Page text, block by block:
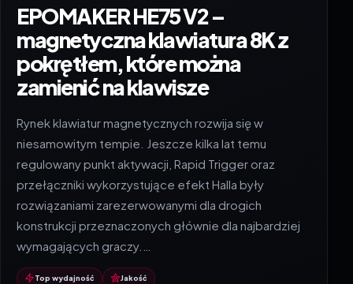
EPOMAKER HE75 V2 –
magnetyczna klawiatura 8K z
pokrętłem, które można
zamienić na klawisze
Rynek klawiatur magnetycznych rozwija się w
niesamowitym tempie. Jeszcze kilka lat temu
regulowany punkt aktywacji, Rapid Trigger oraz
przełączniki wykorzystujące efekt Halla były
rozwiązaniami zarezerwowanymi dla drogich
konstrukcji przeznaczonych głównie dla najbardziej
wymagających graczy.…
Top wydajność Jakość